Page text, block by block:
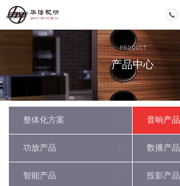
PRODUCT
产品中心
整体化方案 音响产品
功放产品 数播产品
智能产品 投影产品